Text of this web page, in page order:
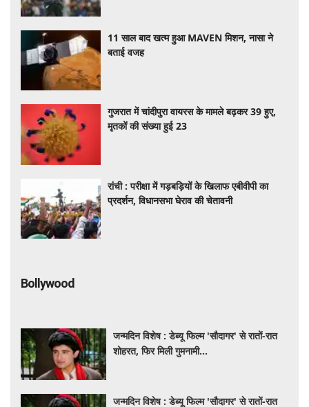
11 साल बाद खत्म हुआ MAVEN मिशन, नासा ने
बताई वजह
गुजरात में चांदीपुरा वायरस के मामले बढ़कर 39 हुए,
मृतकों की संख्या हुई 23
रांची : परीक्षा में गड़बड़ियों के खिलाफ एबीवीपी का
प्रदर्शन, विधानसभा घेराव की चेतावनी
Bollywood
जन्मदिन विशेष : डेब्यू फिल्म 'सौदागर' से रातों-रात
शोहरत, फिर मिली गुमनामी...
जन्मदिन विशेष : डेब्यू फिल्म 'सौदागर' से रातों-रात